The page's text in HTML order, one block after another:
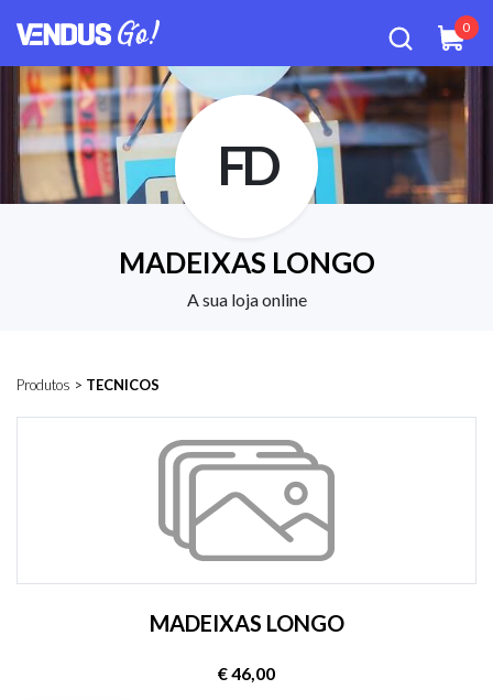
0
FD
MADEIXAS LONGO
A sua loja online
Produtos > TECNICOS
MADEIXAS LONGO
€ 46,00